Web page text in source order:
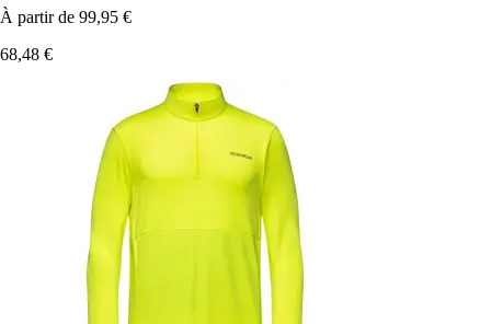
À partir de 99,95 €
68,48 €